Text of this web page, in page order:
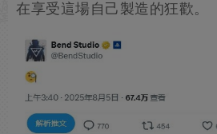
在享受這場自己製造的狂歡。